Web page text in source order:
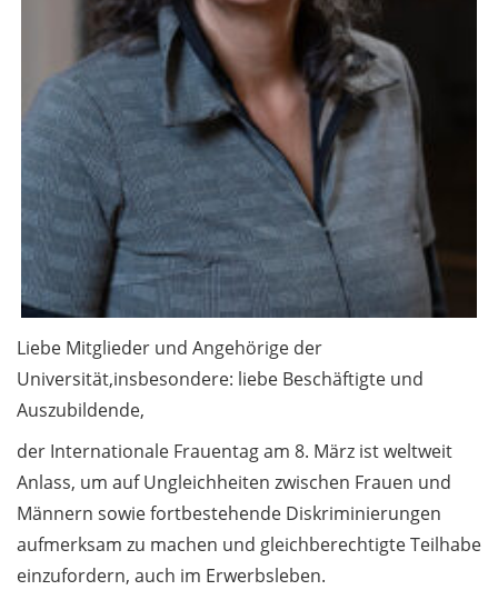
Göttingen Campus
Postdoc Committee:
calling for
applications! /
Göttingen Campus
Postdoc-Komitee:
Bewerbungen
gesucht!
Neues aus der
Finanzabteilung /
News from the
Finance Department
(in German)
Allgemein /
General 3.1
ROCKET Outreach-
Konferenz am 5. und
6. Mai 2026: jetzt
Liebe Mitglieder und Angehörige der
Universität,insbesondere: liebe Beschäftigte und
Auszubildende,
der Internationale Frauentag am 8. März ist weltweit
Anlass, um auf Ungleichheiten zwischen Frauen und
Männern sowie fortbestehende Diskriminierungen
aufmerksam zu machen und gleichberechtigte Teilhabe
einzufordern, auch im Erwerbsleben.